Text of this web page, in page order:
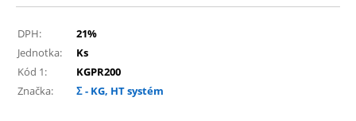
DPH:
21%
Jednotka:
Ks
Kód 1:
KGPR200
Značka:
Σ - KG, HT systém